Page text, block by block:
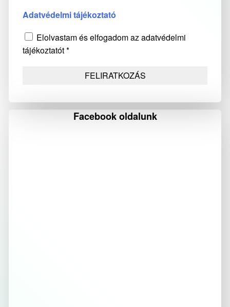
Adatvédelmi tájékoztató
Elolvastam és elfogadom az adatvédelmi
tájékoztatót *
Facebook oldalunk